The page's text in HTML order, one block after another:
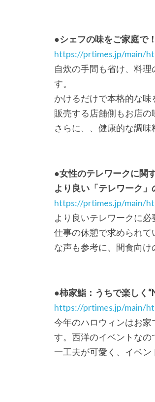
●シェフの味をご家庭で
https://prtimes.jp/main/
自炊の手間も省け、料
す。
かけるだけで本格的な味
販売する店舗側もお店の
さらに、、健康的な調味
●女性のテレワークに関
より良い「テレワーク」
https://prtimes.jp/main/
より良いテレワークに必
仕事の休憩で求められ
な声も参考に、間食向け
●柿家鮨：うちで楽しく
https://prtimes.jp/main/
今年のハロウィンはお
す。西洋のイベントな
一工夫が可愛く、イベン